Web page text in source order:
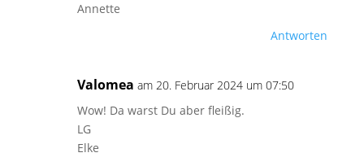
Annette
Antworten
Valomea am 20. Februar 2024 um 07:50
Wow! Da warst Du aber fleißig.
LG
Elke